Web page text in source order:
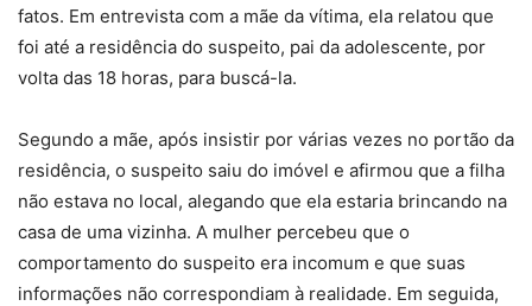
fatos. Em entrevista com a mãe da vítima, ela relatou que
foi até a residência do suspeito, pai da adolescente, por
volta das 18 horas, para buscá-la.
Segundo a mãe, após insistir por várias vezes no portão da
residência, o suspeito saiu do imóvel e afirmou que a filha
não estava no local, alegando que ela estaria brincando na
casa de uma vizinha. A mulher percebeu que o
comportamento do suspeito era incomum e que suas
informações não correspondiam à realidade. Em seguida,